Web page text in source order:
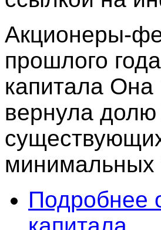
Акционеры-
прошлого
капитала
вернула
минимальных
Подробнее